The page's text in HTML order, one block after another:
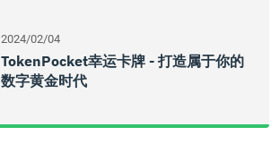
2024/02/04
TokenPocket幸运卡牌 - 打造属于你的
数字黄金时代